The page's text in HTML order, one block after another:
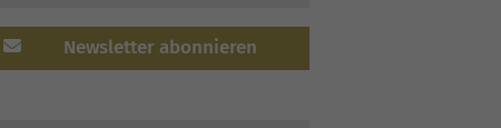
Newsletter abonnieren